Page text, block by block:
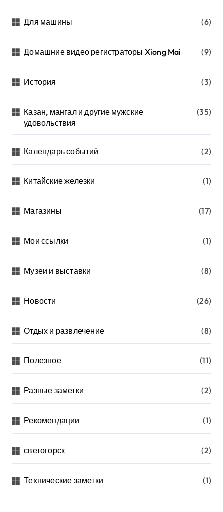
Для машины (6)
Домашние видео регистраторы Xiong Mai (9)
История (3)
Казан, мангал и другие мужские
удовольствия
(35)
Календарь событий (2)
Китайские железки (1)
Магазины (17)
Мои ссылки (1)
Музеи и выставки (8)
Новости (26)
Отдых и развлечение (8)
Полезное (11)
Разные заметки (2)
Рекомендации (1)
светогорск (2)
Технические заметки (1)